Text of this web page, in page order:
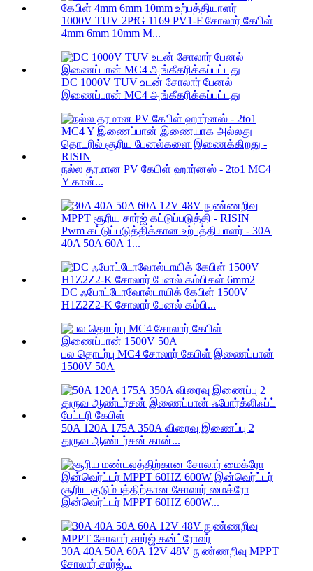
1000V TUV 2PfG 1169 PV1-F சோலார் கேபிள்
4mm 6mm 10mm M...
DC 1000V TUV உடன் சோலார் பேனல்
இணைப்பான் MC4 அங்கீகரிக்கப்பட்டது
நல்ல தரமான PV கேபிள் ஹார்னஸ் - 2to1 MC4
Y கான்...
Pwm கட்டுப்படுத்திக்கான உற்பத்தியாளர் - 30A
40A 50A 60A 1...
DC ஃபோட்டோவோல்டாயிக் கேபிள் 1500V
H1Z2Z2-K சோலார் பேனல் கம்பி...
பல தொடர்பு MC4 சோலார் கேபிள் இணைப்பான்
1500V 50A
50A 120A 175A 350A விரைவு இணைப்பு 2
துருவ ஆண்டர்சன் கான்...
சூரிய குடும்பத்திற்கான சோலார் மைக்ரோ
இன்வெர்ட்டர் MPPT 60HZ 600W...
30A 40A 50A 60A 12V 48V நுண்ணறிவு MPPT
சோலார் சார்ஜ்...